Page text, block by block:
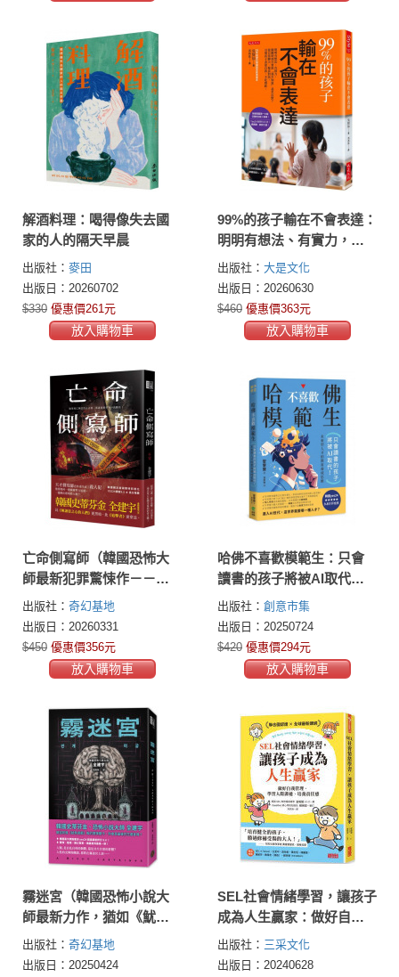
解酒料理：喝得像失去國
家的人的隔天早晨
出版社： 麥田
出版日：20260702
$330 優惠價261元
放入購物車
99%的孩子輸在不會表達：
明明有想法、有實力，關
鍵時刻只會說「我不知
道」甚至沉默？從日常聊
天、餐桌對話，引導孩子
表達自我，不吃悶虧。
出版社： 大是文化
出版日：20260630
$460 優惠價363元
放入購物車
亡命側寫師（韓國恐怖大
師最新犯罪驚悚作－－結
合犯罪心理與奇幻重生，
一場以死亡拉開序幕的宿
命之戰！）
出版社： 奇幻基地
出版日：20260331
$450 優惠價356元
放入購物車
哈佛不喜歡模範生：只會
讀書的孩子將被AI取代！
未來型人才的教育養成思
維
出版社： 創意市集
出版日：20250724
$420 優惠價294元
放入購物車
霧迷宮（韓國恐怖小說大
師最新力作，猶如《魷魚
遊戲》的驚悚關卡，燒腦
直到最後一刻！）
出版社： 奇幻基地
出版日：20250424
SEL社會情緒學習，讓孩子
成為人生贏家：做好自我
管理、學習人際溝通、培
養責任感
出版社： 三采文化
出版日：20240628